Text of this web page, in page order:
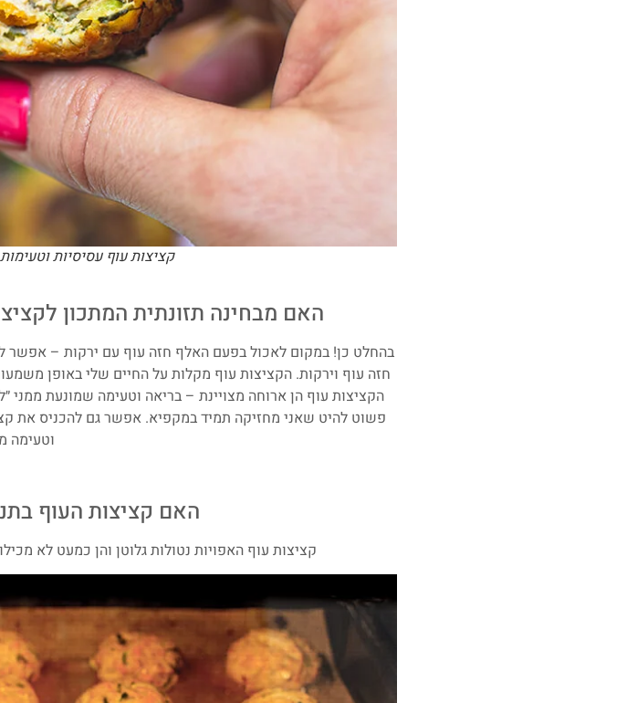
קציצות עוף עסיסיות
האם מבחינה תזונתית המתכון
בהחלט כן! במקום לאכול בפעם האלף חזה עוף עם ירקות – אפשר
חזה עוף וירקות. הקציצות עוף מקלות על החיים שלי באופן
הקציצות עוף הן ארוחה מצויינת – בריאה וטעימה שמונעת ממני
פשוט להיט שאני מחזיקה תמיד במקפיא. אפשר גם להכניס את
וטעימה
האם קציצות העוף
קציצות עוף האפויות נטולות גלוטן והן כמעט לא